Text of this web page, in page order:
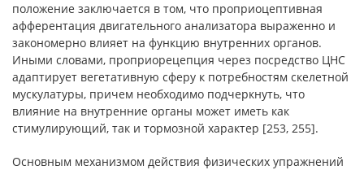
положение заключается в том, что проприоцептивная
афферентация двигательного анализатора выраженно и
закономерно влияет на функцию внутренних органов.
Иными словами, проприорецепция через посредство ЦНС
адаптирует вегетативную сферу к потребностям скелетной
мускулатуры, причем необходимо подчеркнуть, что
влияние на внутренние органы может иметь как
стимулирующий, так и тормозной характер [253, 255].
Основным механизмом действия физических упражнений